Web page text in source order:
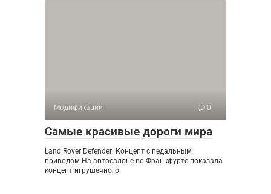
Модификации 0
Самые красивые дороги мира
Land Rover Defender: Концепт с педальным
приводом На автосалоне во Франкфурте показала
концепт игрушечного